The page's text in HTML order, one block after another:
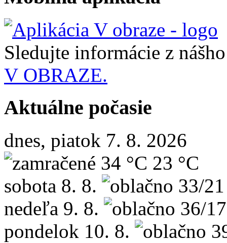
Sledujte informácie z
V OBRAZE.
Aktuálne počasie
dnes, piatok 7. 8. 2026
34 °C 23 °C
sobota 8. 8.
33/
nedeľa 9. 8.
36/
pondelok 10. 8.